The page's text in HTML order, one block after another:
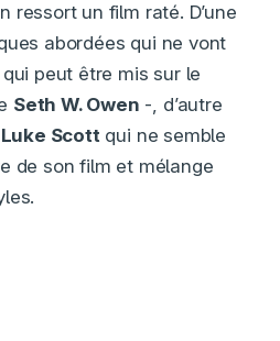
ressort un film raté. D’une
abordées qui ne vont
peut être mis sur le
Seth W. Owen -, d’autre
Luke Scottqui ne semble
de son film et mélange